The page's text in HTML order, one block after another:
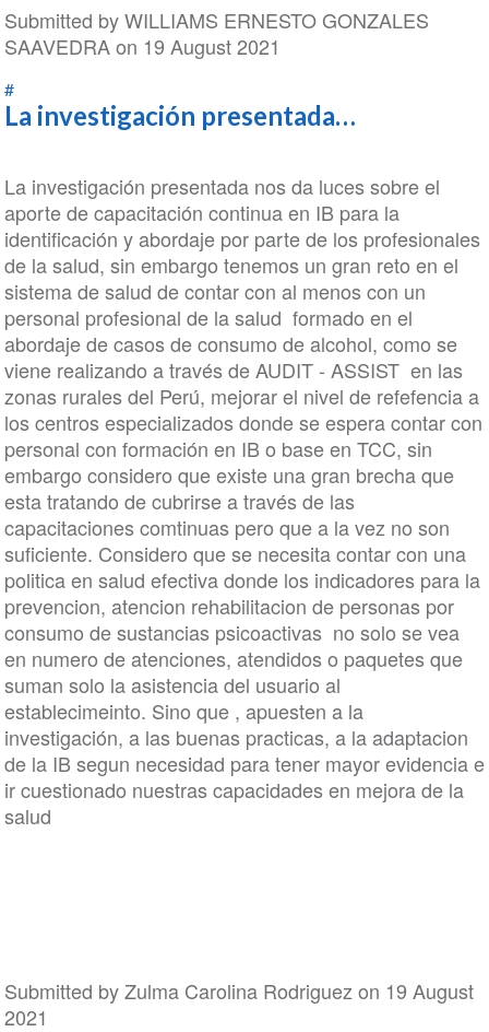
Submitted byWILLIAMS ERNESTO GONZALES
SAAVEDRAon 19 August 2021
#
La investigación presentada…
La investigación presentada nos da luces sobre el
aporte de capacitación continua en IB para la
identificación y abordaje por parte de los profesionales
de la salud, sin embargo tenemos un gran reto en el
sistema de salud de contar con al menos con un
personal profesional de la salud formado en el
abordaje de casos de consumo de alcohol, como se
viene realizando a través de AUDIT - ASSIST en las
zonas rurales del Perú, mejorar el nivel de refefencia a
los centros especializados donde se espera contar con
personal con formación en IB o base en TCC, sin
embargo considero que existe una gran brecha que
esta tratando de cubrirse a través de las
capacitaciones comtinuas pero que a la vez no son
suficiente. Considero que se necesita contar con una
politica en salud efectiva donde los indicadores para la
prevencion, atencion rehabilitacion de personas por
consumo de sustancias psicoactivas no solo se vea
en numero de atenciones, atendidos o paquetes que
suman solo la asistencia del usuario al
establecimeinto. Sino que , apuesten a la
investigación, a las buenas practicas, a la adaptacion
de la IB segun necesidad para tener mayor evidencia e
ir cuestionado nuestras capacidades en mejora de la
salud
Submitted byZulma Carolina Rodriguez on 19 August
2021